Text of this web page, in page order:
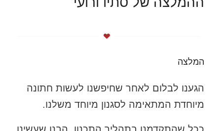
המלצה
הגענו לבלום לאחר שחיפשנו לעשות חתונה
מיוחדת המתאימה לסגנון מיוחד משלנו.